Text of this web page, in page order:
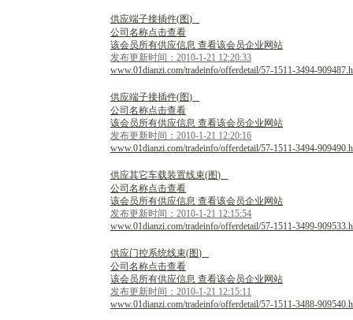
供应端子接插件(图)
公司名称点击查看
该会员所有供应信息 查看该会员企业网站
发布更新时间：2010-1-21 12:20:33
www.01dianzi.com/tradeinfo/offerdetail/57-1511-3494-
供应端子接插件(图)
公司名称点击查看
该会员所有供应信息 查看该会员企业网站
发布更新时间：2010-1-21 12:20:16
www.01dianzi.com/tradeinfo/offerdetail/57-1511-3494-
供应其它车载装置线束(图)
公司名称点击查看
该会员所有供应信息 查看该会员企业网站
发布更新时间：2010-1-21 12:15:54
www.01dianzi.com/tradeinfo/offerdetail/57-1511-3499-
供应门控系统线束(图)
公司名称点击查看
该会员所有供应信息 查看该会员企业网站
发布更新时间：2010-1-21 12:15:11
www.01dianzi.com/tradeinfo/offerdetail/57-1511-3488-